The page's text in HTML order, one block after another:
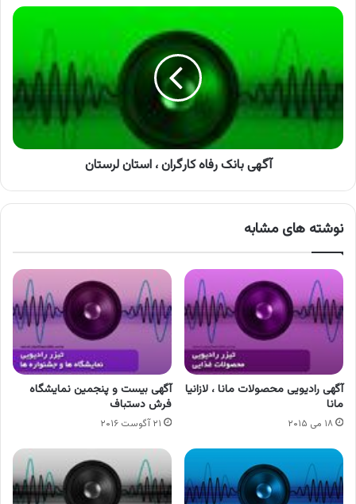
آگهی
کارگران
،
استان
لرستان
آگهی بانک رفاه کارگران ، استان لرستان
نوشته های مشابه
آگهی رادیویی محصولات مانا ، لازانیا
مانا
۱۸ می ۲۰۱۵
آگهی بیست و پنجمین نمایشگاه
فرش دستباف
۲۱ آگوست ۲۰۱۶